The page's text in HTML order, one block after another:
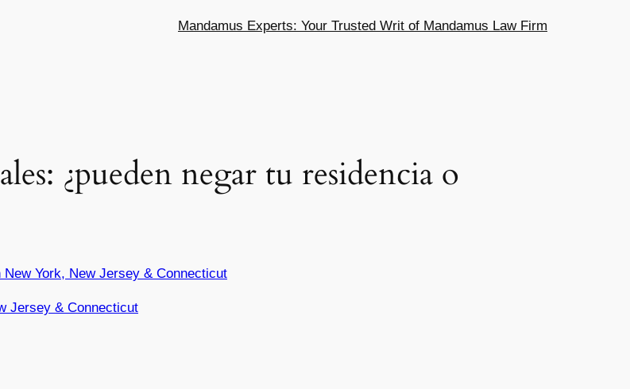
Mandamus Experts: Your Trusted Writ of Mandamus Law Firm
¿pueden negar tu residencia o
York, New Jersey & Connecticut
Jersey & Connecticut